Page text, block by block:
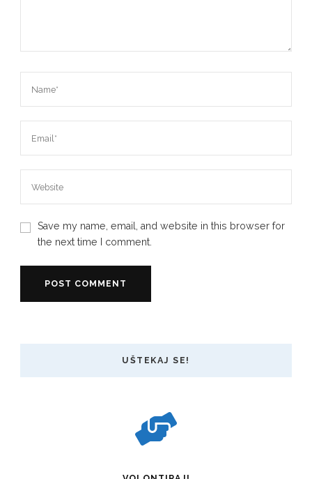
Save my name, email, and website in this browser for
the next time I comment.
UŠTEKAJ SE!